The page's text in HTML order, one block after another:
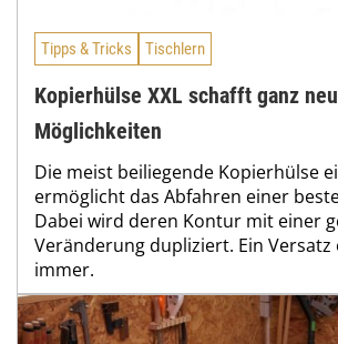
Tipps & Tricks Tischlern
Kopierhülse XXL schafft ganz
Möglichkeiten
Die meist beiliegende Kopierhülse
ermöglicht das Abfahren einer
Dabei wird deren Kontur mit einer
Veränderung dupliziert. Ein
immer.